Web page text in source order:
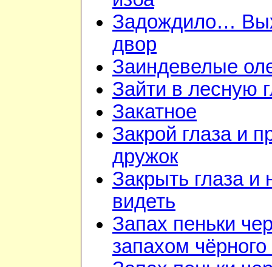
Задождило…
двор
Заиндевелые
Зайти в лесную
Закатное
Закрой глаза и
дружок
Закрыть глаза и
видеть
Запах пеньки
запахом